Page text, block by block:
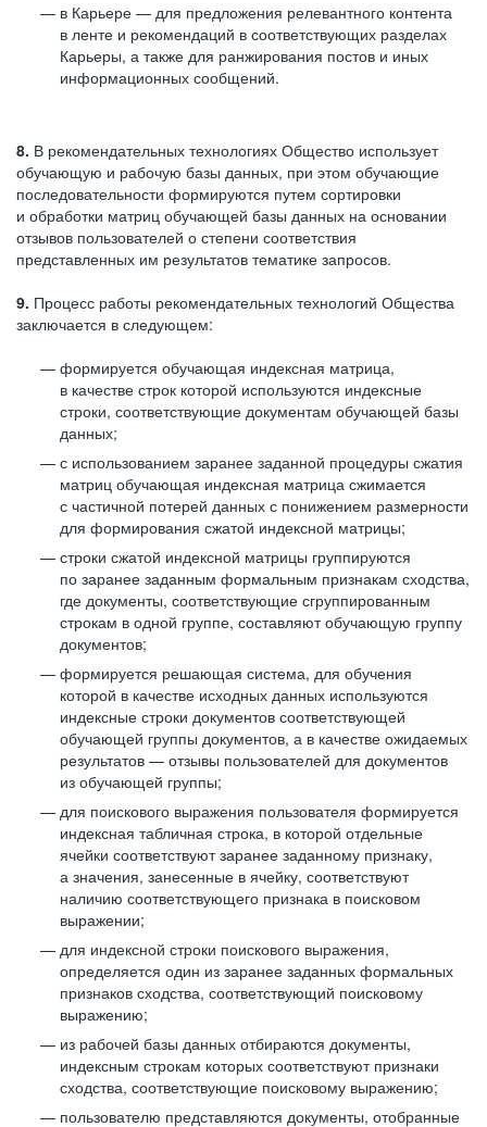
в Карьере — для предложения релевантного контента
в ленте и рекомендаций в соответствующих разделах
Карьеры, а также для ранжирования постов и иных
информационных сообщений.
8. В рекомендательных технологиях Общество использует
обучающую и рабочую базы данных, при этом обучающие
последовательности формируются путем сортировки
и обработки матриц обучающей базы данных на основании
отзывов пользователей о степени соответствия
представленных им результатов тематике запросов.
9. Процесс работы рекомендательных технологий Общества
заключается в следующем:
формируется обучающая индексная матрица,
в качестве строк которой используются индексные
строки, соответствующие документам обучающей базы
данных;
с использованием заранее заданной процедуры сжатия
матриц обучающая индексная матрица сжимается
с частичной потерей данных с понижением размерности
для формирования сжатой индексной матрицы;
строки сжатой индексной матрицы группируются
по заранее заданным формальным признакам сходства,
где документы, соответствующие сгруппированным
строкам в одной группе, составляют обучающую группу
документов;
формируется решающая система, для обучения
которой в качестве исходных данных используются
индексные строки документов соответствующей
обучающей группы документов, а в качестве ожидаемых
результатов — отзывы пользователей для документов
из обучающей группы;
для поискового выражения пользователя формируется
индексная табличная строка, в которой отдельные
ячейки соответствуют заранее заданному признаку,
а значения, занесенные в ячейку, соответствуют
наличию соответствующего признака в поисковом
выражении;
для индексной строки поискового выражения,
определяется один из заранее заданных формальных
признаков сходства, соответствующий поисковому
выражению;
из рабочей базы данных отбираются документы,
индексным строкам которых соответствуют признаки
сходства, соответствующие поисковому выражению;
пользователю представляются документы, отобранные